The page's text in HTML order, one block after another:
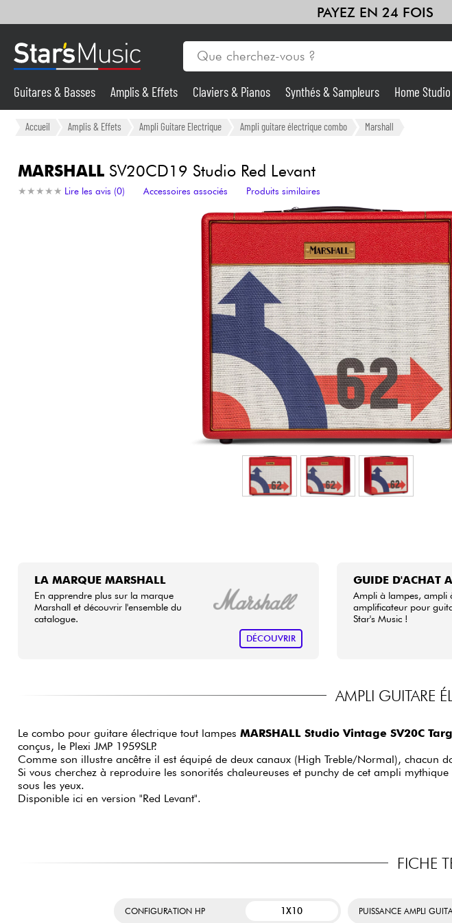
PAYEZ EN 24 FOIS
Guitares & Basses Amplis & Effets
Synthés & Sampleurs
Micros & HF
Batteries &
Eveil Musical
Packs
Voir
Guitares & Basses Amplis & Effets Claviers & Pianos Synthés & Sampleurs Home Studio
Accueil Amplis & Effets Ampli Guitare Electrique Ampli guitare électrique combo Marshall
MARSHALLSV20CD19 Studio Red Levant
★ ★ ★ ★ ★
★ ★ ★ ★ ★ Lire les avis (0) Accessoires associés Produits similaires
LA MARQUE MARSHALL
En apprendre plus sur la marque
Marshall et découvrir l'ensemble du
catalogue.
DÉCOUVRIR
GUIDE D'ACHAT
Ampli à lampes, ampli
amplificateur pour
Star's Music !
AMPLI GUITARE
Le combo pour guitare électrique tout lampes MARSHALL Studio Vintage SV20C
conçus, le Plexi JMP 1959SLP.
Comme son illustre ancêtre il est équipé de deux canaux (High Treble/Normal), chacun
Si vous cherchez à reproduire les sonorités chaleureuses et punchy de cet ampli
sous les yeux.
Disponible ici en version "Red Levant".
FICHE
CONFIGURATION HP 1X10 PUISSANCE AMPLI